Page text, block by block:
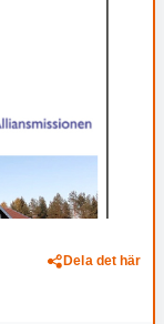
Dela det här